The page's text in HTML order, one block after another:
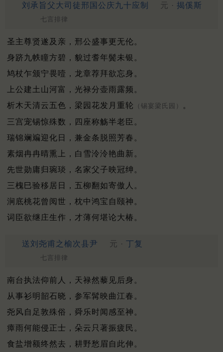
刘承旨父大司徒邢国公庆九十应制 元 · 揭傒斯
七言排律
圣主尊贤遂及亲，邢公盛事更无伦。
身跻九帙瞳方碧，貌过耆年鬓未银。
鸠杖乍颁宁畏噎，龙章荐拜欲忘身。
上公建土山河富，光禄分壶雨露频。
析木天清云五色，梁园花发月重轮
（锡宴梁氏园）
。
三宫宠锡惊殊数，四座称觞半老臣。
瑞锦斓斒迎化日，兼金条脱照芳春。
素烟冉冉晴熏上，白雪泠泠艳曲新。
先世勋庸归琬琰，名家父子映冠绅。
三槐巳验移居日，五柳翻如寄傲人。
涧底桃花曾阅世，枕中鸿宝自颐神。
词臣欲继庄生作，才薄何堪论大椿。
送刘尧甫之榆次县尹 元 · 丁复
七言排律
南台执法仰前人，天禄然藜见后身。
从事衫明韶石晓，参军髯映曲江春。
尧风自足敦殊俗，舜乐时闻感至神。
瘴雨何能侵正士，朵云只著振疲民。
食盐增额终然去，耕野愁眉自此伸。